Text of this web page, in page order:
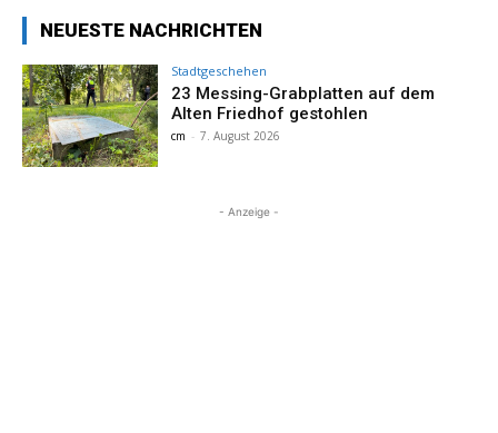
NEUESTE NACHRICHTEN
Stadtgeschehen
23 Messing-Grabplatten auf dem
Alten Friedhof gestohlen
cm - 7. August 2026
- Anzeige -